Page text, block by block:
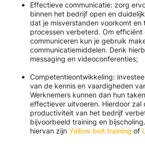
Effectieve communicatie: zorg
binnen het bedrijf open en
dat je misverstanden voorkomt en
processen verbeterd. Om efficiënt
communiceren kun je gebruik
communicatiemiddelen. Denk
messaging en videoconferenties;
Competentieontwikkeling:
van de kennis en vaardigheden
Werknemers kunnen dan hun
effectiever uitvoeren. Hierdoor zal
productiviteit van het bedrijf
bijvoorbeeld training en
hiervan zijn Yellow belt training of